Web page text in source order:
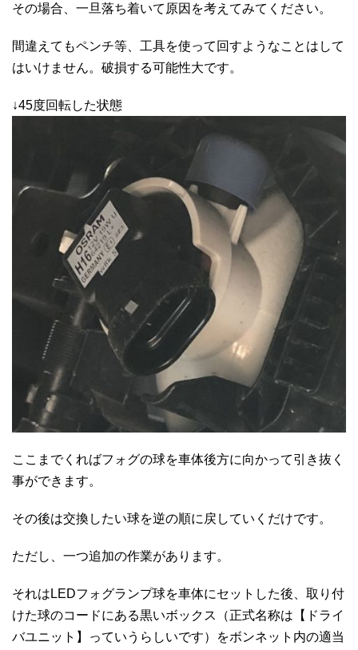
その場合、一旦落ち着いて原因を考えてみてください。
間違えてもペンチ等、工具を使って回すようなことはして
はいけません。破損する可能性大です。
↓45度回転した状態
ここまでくればフォグの球を車体後方に向かって引き抜く
事ができます。
その後は交換したい球を逆の順に戻していくだけです。
ただし、一つ追加の作業があります。
それはLEDフォグランプ球を車体にセットした後、取り付
けた球のコードにある黒いボックス（正式名称は【ドライ
バユニット】っていうらしいです）をボンネット内の適当